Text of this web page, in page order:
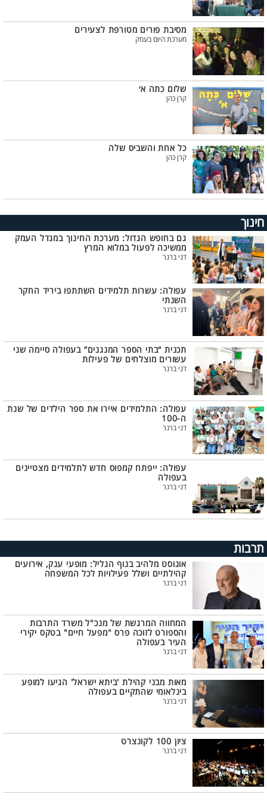
מסיבת פורים מטורפת לצעירים
מערכת היום בעמק
שלום כתה א׳
קרן כהן
כל אחת והשביס שלה
קרן כהן
חינוך
גם בחופש הגדול: מערכת החינוך במגדל העמק
ממשיכה לפעול במלוא המרץ
דני ברנר
עפולה: עשרות תלמידים השתתפו ביריד החקר
השנתי
דני ברנר
תכנית “בתי הספר המנגנים” בעפולה סיימה שני
עשורים מוצלחים של פעילות
דני ברנר
עפולה: התלמידים איירו את ספר הילדים של שנת
ה-100
דני ברנר
עפולה: ייפתח קמפוס חדש לתלמידים מצטיינים
בעפולה
דני ברנר
תרבות
אוגוסט מלהיב בנוף הגליל: מופעי ענק, אירועים
קהילתיים ושלל פעילויות לכל המשפחה
דני ברנר
המחווה המרגשת של מנכ"ל משרד התרבות
והספורט לזוכה פרס "מפעל חיים" בטקס יקירי
העיר בעפולה
דני ברנר
מאות מבני קהילת 'ביתא ישראל' הגיעו למופע
בינלאומי שהתקיים בעפולה
דני ברנר
ציון 100 לקונצרט
דני ברנר